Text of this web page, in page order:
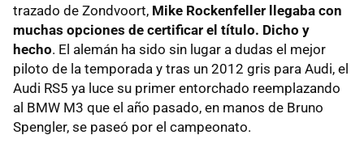
trazado de Zondvoort, Mike Rockenfeller llegaba con
muchas opciones de certificar el título. Dicho y
hecho. El alemán ha sido sin lugar a dudas el mejor
piloto de la temporada y tras un 2012 gris para Audi, el
Audi RS5 ya luce su primer entorchado reemplazando
al BMW M3 que el año pasado, en manos de Bruno
Spengler, se paseó por el campeonato.